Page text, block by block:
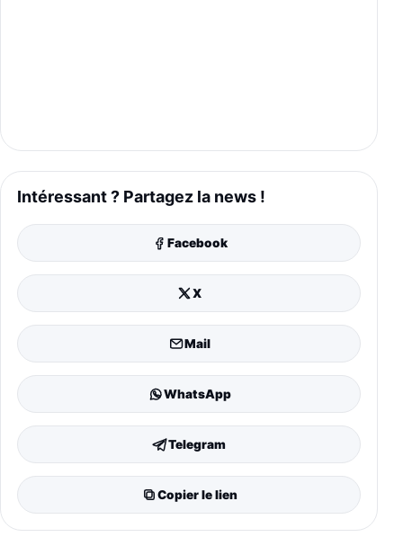
Intéressant ? Partagez la news !
Facebook
X
Mail
WhatsApp
Telegram
Copier le lien